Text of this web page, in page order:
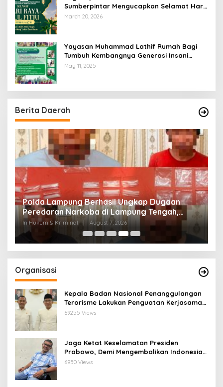
Sumberpintar Mengucapkan Selamat Hari
Raya Idul Fitri 1447 Hijriyah / 2026 M
March 20, 2026
Yayasan Muhammad Lathif Rumah Bagi
Tumbuh Kembangnya Generasi Insani
Cerdas dan Berkarakter
May 11, 2025
Berita Daerah
Polda Lampung Berhasil Ungkap Dugaan
Peredaran Narkoba di Lampung Tengah,
Empat Terduga Pelaku Diamankan
In Hukum & Kriminal | August 7, 2026
Organisasi
Kepala Badan Nasional Penanggulangan
Terorisme Lakukan Penguatan Kerjasama
Ketua Pengurus Besar Nahdlatul Ulama
69255 Views
Jaga Ketat Keselamatan Presiden
Prabowo, Demi Mengembalikan Indonesia
Menjadi Macan Asia
6950 Views